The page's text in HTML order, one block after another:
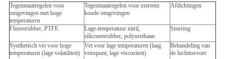
Tegenmaatregelen voor
omgevingen met hoge
temperaturen
Tegenmaatregelen voor extreem
koude omgevingen
Afdichtingen
Fluororubber, PTFE
Lage-temperatuur nitril,
siliconenrubber, polyurethaan
Smering
Synthetisch vet voor hoge
temperaturen (lage volatiliteit)
Vet voor lage temperaturen (laag
vriespunt, lage viscositeit)
Behandeling van
de luchttoevoer